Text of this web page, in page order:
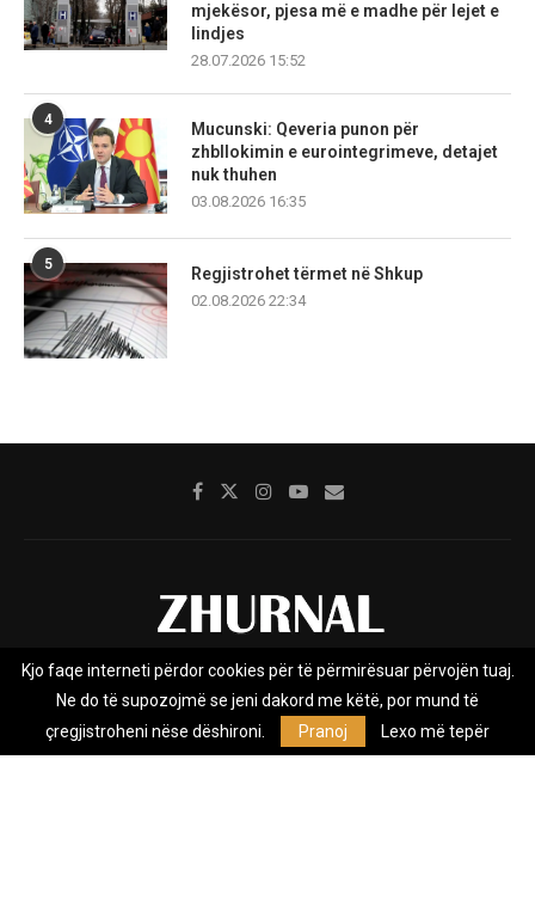
mjekësor, pjesa më e madhe për lejet e
lindjes
28.07.2026 15:52
4
Mucunski: Qeveria punon për
zhbllokimin e eurointegrimeve, detajet
nuk thuhen
03.08.2026 16:35
5
Regjistrohet tërmet në Shkup
02.08.2026 22:34
Rreth nesh Impresumi Marketing
Privacy Policy
Zhurnal.mk është Agjenci e Lajmeve e pavarur, e themeluar në vitin
Kjo faqe interneti përdor cookies për të përmirësuar përvojën tuaj.
Ne do të supozojmë se jeni dakord me këtë, por mund të
çregjistroheni nëse dëshironi.
Pranoj Lexo më tepër